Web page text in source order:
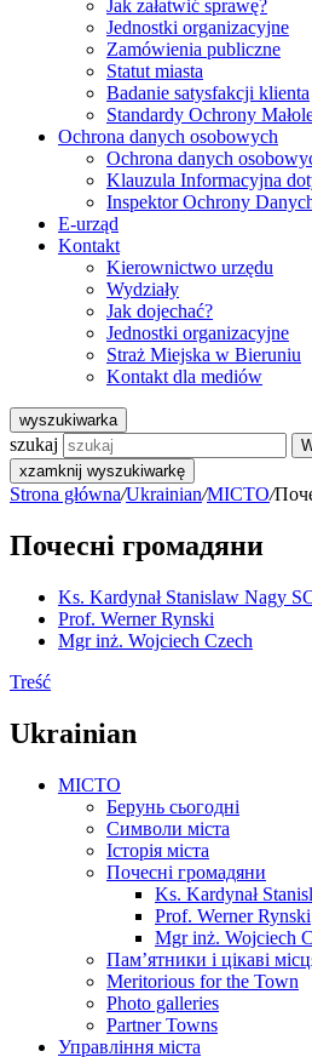
Jak załatwić sprawę?
Jednostki organizacyjne
Zamówienia publiczne
Statut miasta
Badanie satysfakcji klienta
Standardy Ochrony
Ochrona danych osobowych
Ochrona danych
Klauzula Informacyjna
Inspektor Ochrony
E-urząd
Kontakt
Kierownictwo urzędu
Wydziały
Jak dojechać?
Jednostki organizacyjne
Straż Miejska w Bieruniu
Kontakt dla mediów
wyszukiwarka
szukaj
xzamknij wyszukiwarkę
Strona główna/Ukrainian/MICTO/
Почесні громадяни
Ks. Kardynał Stanislaw Nagy
Prof. Werner Rynski
Mgr inż. Wojciech Czech
Treść
Ukrainian
MICTO
Берунь сьогодні
Символи міста
Історія міста
Почесні громадяни
Ks. Kardynał
Prof. Werner Rynski
Mgr inż. Wojciech
Пам’ятники і цікаві
Meritorious for the Town
Photo galleries
Partner Towns
Управління міста